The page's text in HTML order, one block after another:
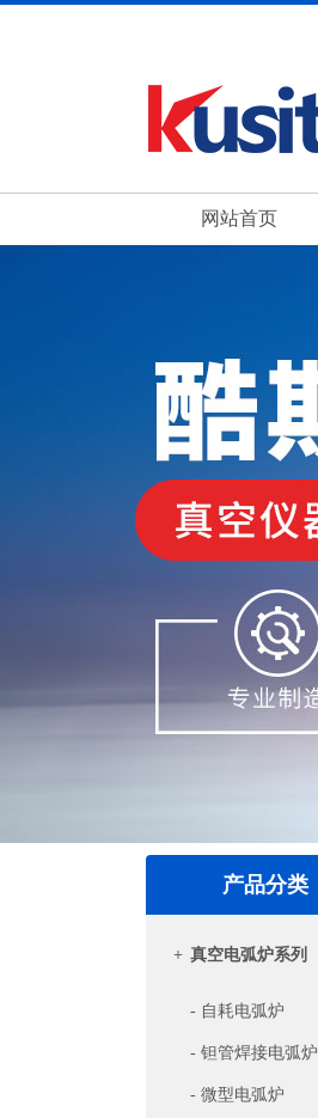
网站首页
产品分类
+ 真空电弧炉系列
- 自耗电弧炉
- 钽管焊接电弧炉
- 微型电弧炉